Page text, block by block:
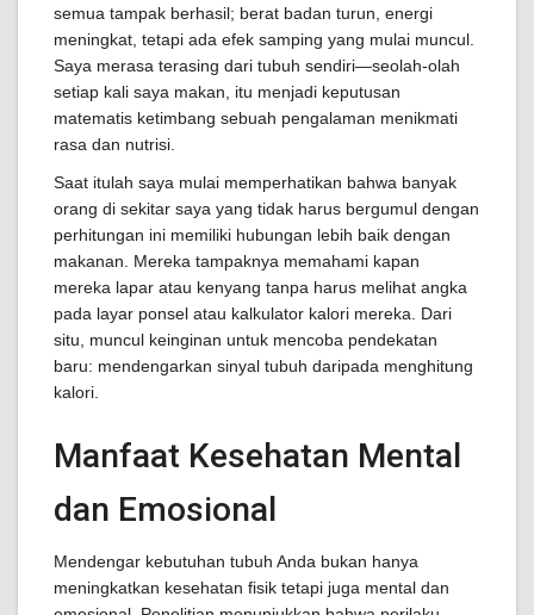
semua tampak berhasil; berat badan turun, energi
meningkat, tetapi ada efek samping yang mulai muncul.
Saya merasa terasing dari tubuh sendiri—seolah-olah
setiap kali saya makan, itu menjadi keputusan
matematis ketimbang sebuah pengalaman menikmati
rasa dan nutrisi.
Saat itulah saya mulai memperhatikan bahwa banyak
orang di sekitar saya yang tidak harus bergumul dengan
perhitungan ini memiliki hubungan lebih baik dengan
makanan. Mereka tampaknya memahami kapan
mereka lapar atau kenyang tanpa harus melihat angka
pada layar ponsel atau kalkulator kalori mereka. Dari
situ, muncul keinginan untuk mencoba pendekatan
baru: mendengarkan sinyal tubuh daripada menghitung
kalori.
Manfaat Kesehatan Mental
dan Emosional
Mendengar kebutuhan tubuh Anda bukan hanya
meningkatkan kesehatan fisik tetapi juga mental dan